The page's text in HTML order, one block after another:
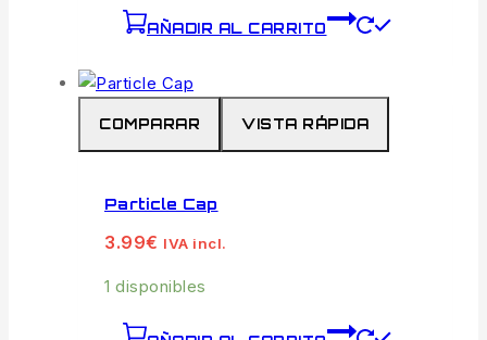
AÑADIR AL CARRITO
COMPARAR VISTA RÁPIDA
Particle Cap
3.99€ IVA incl.
1 disponibles